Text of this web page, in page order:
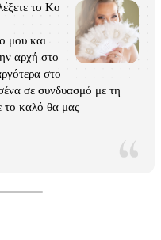
το Κο
μου και
αρχή στο
στο
σε συνδυασμό με τη
το καλό θα μας